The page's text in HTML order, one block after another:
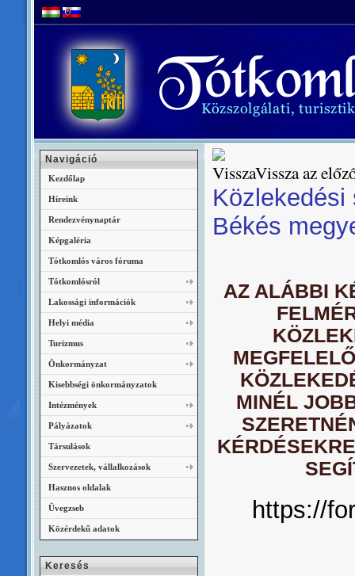
Vissza az
Békés
AZ ALÁBBI
MINÉL
https://
Navigáció
Kezdőlap
Híreink
Rendezvénynaptár
Képgaléria
Tótkomlós város fóruma
Tótkomlósról
Lakossági információk
Helyi média
Turizmus
Önkormányzat
Kisebbségi önkormányzatok
Intézmények
Pályázatok
Társulások
Szervezetek, vállalkozások
Hasznos oldalak
Üvegzseb
Közérdekű adatok
Keresés